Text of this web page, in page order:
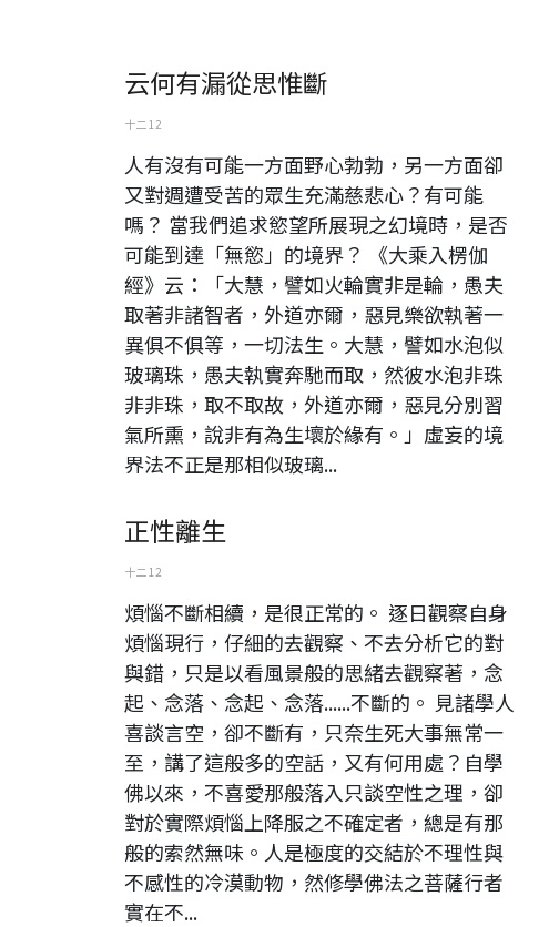
云何有漏從思惟斷
十二 12
人有沒有可能一方面野心勃勃，另一方面卻
又對週遭受苦的眾生充滿慈悲心？有可能
嗎？ 當我們追求慾望所展現之幻境時，是否
可能到達「無慾」的境界？ 《大乘入楞伽
經》云：「大慧，譬如火輪實非是輪，愚夫
取著非諸智者，外道亦爾，惡見樂欲執著一
異俱不俱等，一切法生。大慧，譬如水泡似
玻璃珠，愚夫執實奔馳而取，然彼水泡非珠
非非珠，取不取故，外道亦爾，惡見分別習
氣所熏，說非有為生壞於緣有。」虛妄的境
界法不正是那相似玻璃...
正性離生
十二 12
煩惱不斷相續，是很正常的。 逐日觀察自身
煩惱現行，仔細的去觀察、不去分析它的對
與錯，只是以看風景般的思緒去觀察著，念
起、念落、念起、念落......不斷的。 見諸學人
喜談言空，卻不斷有，只奈生死大事無常一
至，講了這般多的空話，又有何用處？自學
佛以來，不喜愛那般落入只談空性之理，卻
對於實際煩惱上降服之不確定者，總是有那
般的索然無味。人是極度的交結於不理性與
不感性的冷漠動物，然修學佛法之菩薩行者
實在不...